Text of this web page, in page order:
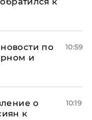
по
и
10:59
о
к
10:19